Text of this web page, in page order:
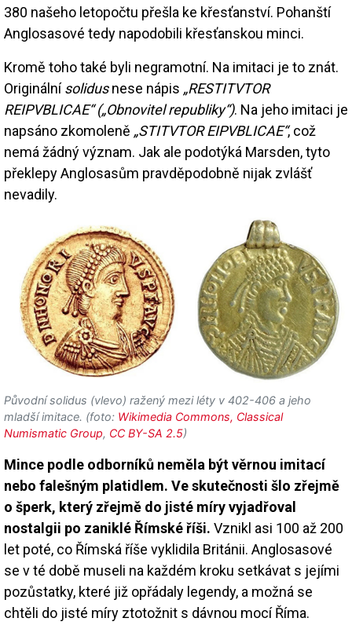
380 našeho letopočtu přešla ke křesťanství. Pohanští
Anglosasové tedy napodobili křesťanskou minci.
Kromě toho také byli negramotní. Na imitaci je to znát.
Originálnísolidusnese nápis „RESTITVTOR
REIPVBLICAE“ („Obnovitel republiky“). Na jeho imitaci je
napsáno zkomoleně „STITVTOR EIPVBLICAE“, což
nemá žádný význam. Jak ale podotýká Marsden, tyto
překlepy Anglosasům pravděpodobně nijak zvlášť
nevadily.
Původní solidus (vlevo) ražený mezi léty v 402-406 a jeho
mladší imitace. (foto: Wikimedia Commons, Classical
Numismatic Group, CC BY-SA 2.5)
Mince podle odborníků neměla být věrnou imitací
nebo falešným platidlem. Ve skutečnosti šlo zřejmě
o šperk, který zřejmě do jisté míry vyjadřoval
nostalgii po zaniklé Římské říši. Vznikl asi 100 až 200
let poté, co Římská říše vyklidila Británii. Anglosasové
se v té době museli na každém kroku setkávat s jejími
pozůstatky, které již opřádaly legendy, a možná se
chtěli do jisté míry ztotožnit s dávnou mocí Říma.